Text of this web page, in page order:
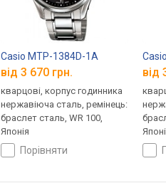
Casio MTP-1384D-1A
від 3 670 грн.
кварцові, корпус годинника
нержавіюча сталь, ремінець:
браслет сталь, WR 100,
Японія
порівняти
від